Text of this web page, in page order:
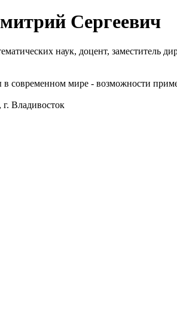
Сергеевич
наук, доцент, заместитель
в современном мире - возможности
Владивосток